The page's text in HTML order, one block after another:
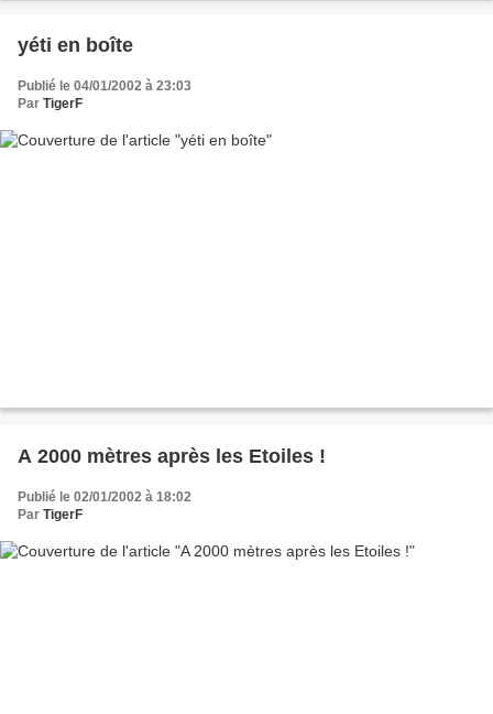
yéti en boîte
Publié le 04/01/2002 à 23:03
Par TigerF
A 2000 mètres après les Etoiles !
Publié le 02/01/2002 à 18:02
Par TigerF